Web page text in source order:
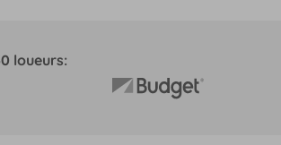
loueurs: